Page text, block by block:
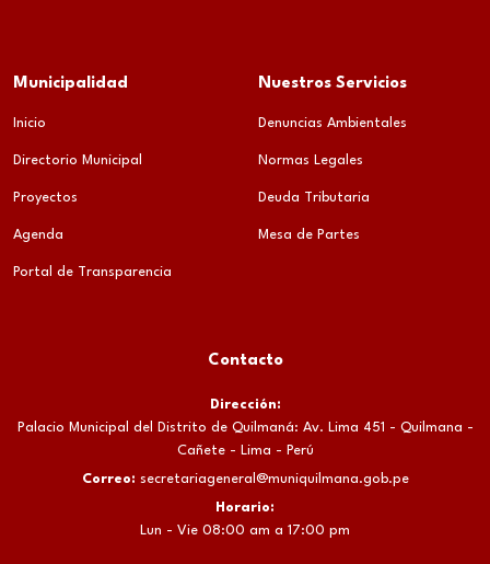
Municipalidad
Inicio
Directorio Municipal
Proyectos
Agenda
Portal de Transparencia
Nuestros Servicios
Denuncias Ambientales
Normas Legales
Deuda Tributaria
Mesa de Partes
Contacto
Dirección:
Palacio Municipal del Distrito de Quilmaná: Av. Lima 451 - Quilmana -
Cañete - Lima - Perú
Correo: secretariageneral@muniquilmana.gob.pe
Horario:
Lun - Vie 08:00 am a 17:00 pm